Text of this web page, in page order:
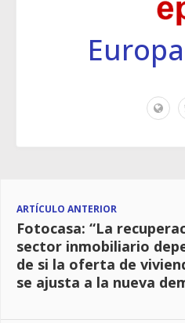
ARTÍCULO ANTERIOR
Fotocasa: “La
sector inmobiliario
de si la oferta de
se ajusta a la nueva